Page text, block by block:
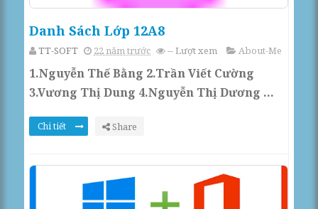
Danh Sách Lớp 12A8
TT-SOFT 22 năm trước --Lượt xem About-Me
1.Nguyễn Thế Bằng 2.Trần Viết Cường
3.Vương Thị Dung 4.Nguyễn Thị Dương ...
Chi tiết Share